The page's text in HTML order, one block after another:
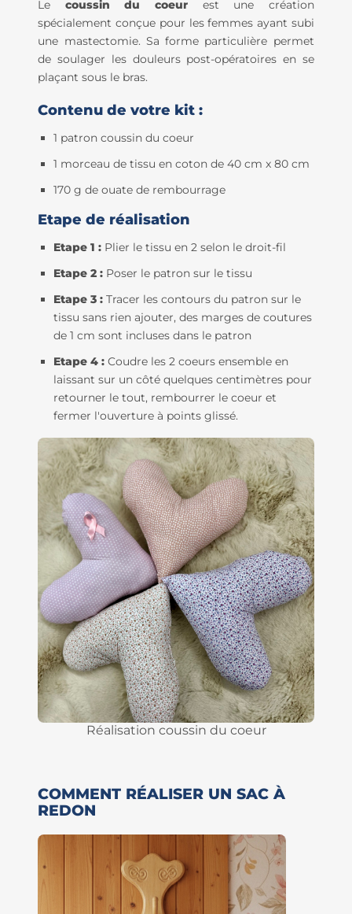
Le coussin du coeur est une création
spécialement conçue pour les femmes ayant subi
une mastectomie. Sa forme particulière permet
de soulager les douleurs post-opératoires en se
plaçant sous le bras.
Contenu de votre kit :
1 patron coussin du coeur
1 morceau de tissu en coton de 40 cm x 80 cm
170 g de ouate de rembourrage
Etape de réalisation
Etape 1 : Plier le tissu en 2 selon le droit-fil
Etape 2 : Poser le patron sur le tissu
Etape 3 :Tracer les contours du patron sur le
tissu sans rien ajouter, des marges de coutures
de 1 cm sont incluses dans le patron
Etape 4 :Coudre les 2 coeurs ensemble en
laissant sur un côté quelques centimètres pour
retourner le tout, rembourrer le coeur et
fermer l'ouverture à points glissé.
Réalisation coussin du coeur
COMMENT RÉALISER UN SAC À
REDON